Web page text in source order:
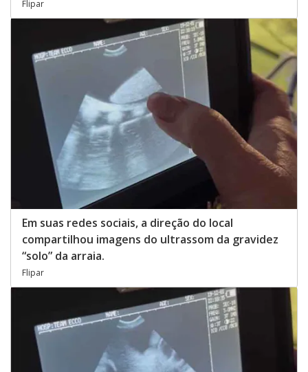
Flipar
Em suas redes sociais, a direção do local
compartilhou imagens do ultrassom da gravidez
“solo” da arraia.
Flipar